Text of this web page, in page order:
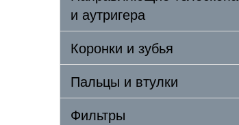
и аутригера
Коронки и зубья
Пальцы и втулки
Фильтры